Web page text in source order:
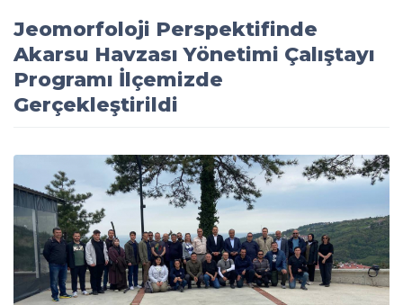
Jeomorfoloji Perspektifinde
Akarsu Havzası Yönetimi Çalıştayı
Programı İlçemizde
Gerçekleştirildi